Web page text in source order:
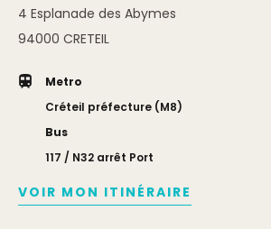
4 Esplanade des Abymes
94000 CRETEIL
Metro
Créteil préfecture (M8)
Bus
117 / N32 arrêt Port
VOIR MON ITINÉRAIRE